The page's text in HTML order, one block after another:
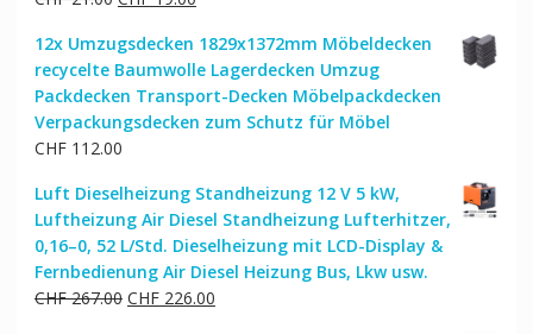
war:
CHF 21.00
ist:
CHF 19.00.
12x Umzugsdecken 1829x1372mm Möbeldecken
recycelte Baumwolle Lagerdecken Umzug
Packdecken Transport-Decken Möbelpackdecken
Verpackungsdecken zum Schutz für Möbel
CHF112.00
Luft Dieselheizung Standheizung 12 V 5 kW,
Luftheizung Air Diesel Standheizung Lufterhitzer,
0,16–0, 52 L/Std. Dieselheizung mit LCD-Display &
Fernbedienung Air Diesel Heizung Bus, Lkw usw.
CHF267.00 Ursprünglicher
CHF226.00Aktueller